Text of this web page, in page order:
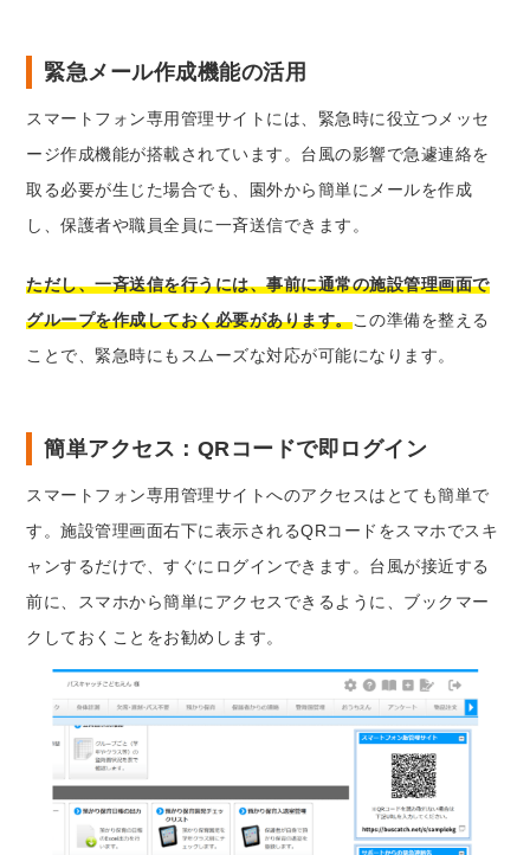
緊急メール作成機能の活用
スマートフォン専用管理サイトには、緊急時に役立つメッセ
ージ作成機能が搭載されています。台風の影響で急遽連絡を
取る必要が生じた場合でも、園外から簡単にメールを作成
し、保護者や職員全員に一斉送信できます。
ただし、一斉送信を行うには、事前に通常の施設管理画面で
グループを作成しておく必要があります。この準備を整える
ことで、緊急時にもスムーズな対応が可能になります。
簡単アクセス：QRコードで即ログイン
スマートフォン専用管理サイトへのアクセスはとても簡単で
す。施設管理画面右下に表示されるQRコードをスマホでスキ
ャンするだけで、すぐにログインできます。台風が接近する
前に、スマホから簡単にアクセスできるように、ブックマー
クしておくことをお勧めします。